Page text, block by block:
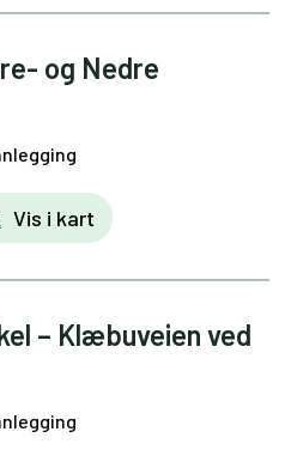
og Nedre
Vis i kart
– Klæbuveien ved